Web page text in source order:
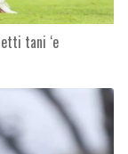
tani ‘e